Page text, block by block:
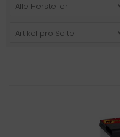
Alle Hersteller
Artikel pro Seite